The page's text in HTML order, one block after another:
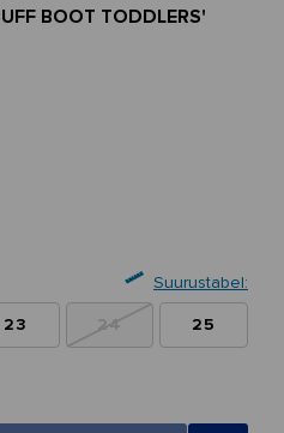
BOOT TODDLERS'
Suurustabel:
23 24 25